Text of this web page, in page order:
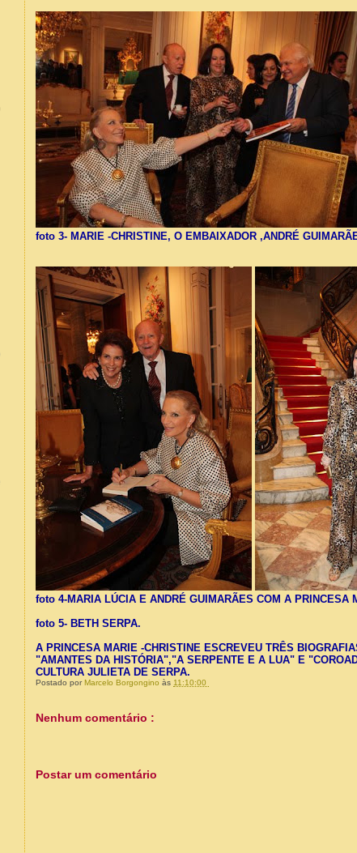
foto 3- MARIE -CHRISTINE, O EMBAIXADOR ,ANDRÉ
foto 4-MARIA LÚCIA E ANDRÉ GUIMARÃES COM A PRINCESA
foto 5- BETH SERPA.
A PRINCESA MARIE -CHRISTINE ESCREVEU TRÊS
"AMANTES DA HISTÓRIA","A SERPENTE E A LUA" E
CULTURA JULIETA DE SERPA.
Postado porMarcelo Borgonginoàs 11:10:00
Nenhum comentário :
Postar um comentário